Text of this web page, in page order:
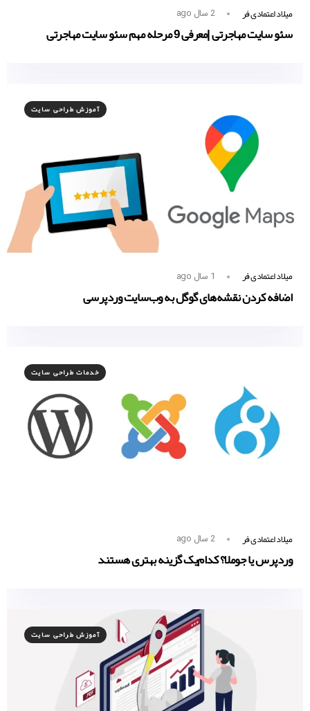
میلاد اعتمادی فر 2 سال ago
سئو سایت مهاجرتی |معرفی 9 مرحله مهم سئو سایت مهاجرتی
آموزش طراحی سایت
میلاد اعتمادی فر 1 سال ago
اضافه کردن نقشه‌های گوگل به وب‌سایت وردپرسی
خدمات طراحی سایت
میلاد اعتمادی فر 2 سال ago
وردپرس یا جوملا؟ کدام‌یک گزینه بهتری هستند
آموزش طراحی سایت